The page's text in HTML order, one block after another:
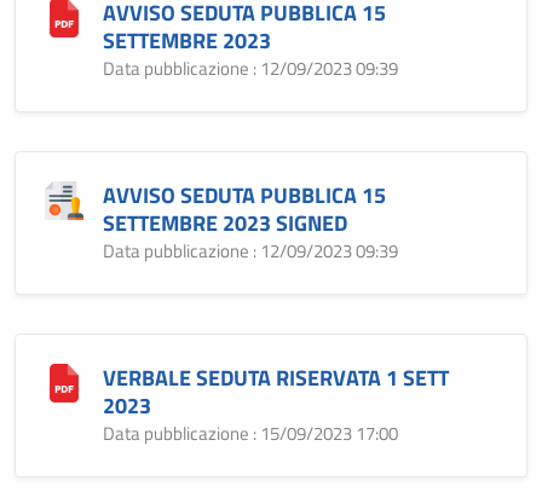
AVVISO SEDUTA PUBBLICA 15
SETTEMBRE 2023
Data pubblicazione : 12/09/2023 09:39
AVVISO SEDUTA PUBBLICA 15
SETTEMBRE 2023 SIGNED
Data pubblicazione : 12/09/2023 09:39
VERBALE SEDUTA RISERVATA 1 SETT
2023
Data pubblicazione : 15/09/2023 17:00